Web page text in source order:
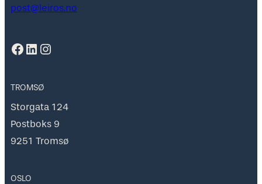
post@leiros.no
Facebook LinkedIn Instagram
TROMSØ
Storgata 124
Postboks 9
9251 Tromsø
OSLO